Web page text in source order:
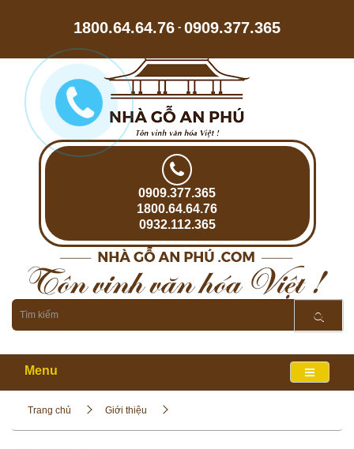
1800.64.64.76 - 0909.377.365
0909.377.365
1800.64.64.76
0932.112.365
Menu
Trang chủ Giới thiệu